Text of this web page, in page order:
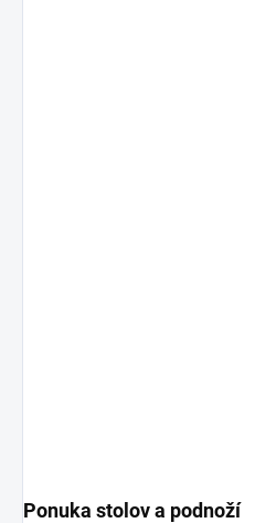
Ponuka stolov a podnoží